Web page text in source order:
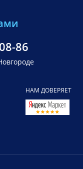
86
НАМ ДОВЕРЯЕТ